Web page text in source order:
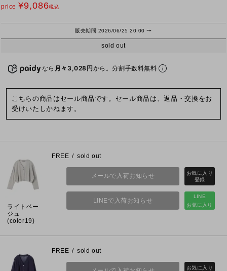
price ¥9,086税込
販売期間 2026/06/25 20:00〜
sold out
なら 月々3,028円から。分割手数料無料
こちらの商品はセール商品です。セール商品は、返品・交換をお
受けいたしかねます。
ライトベー
ジュ
(color19)
FREE sold out
LINE
お気に入り
メールで入荷お知らせ
LINEで入荷お知らせ
FREE sold out